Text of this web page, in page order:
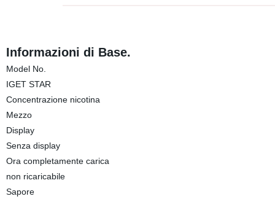
Informazioni di Base.
Model No.
IGET STAR
Concentrazione nicotina
Mezzo
Display
Senza display
Ora completamente carica
non ricaricabile
Sapore